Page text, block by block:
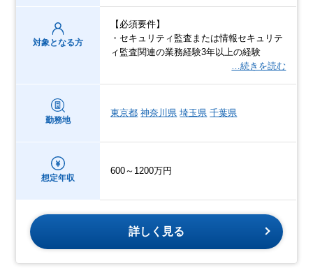
対象となる方
【必須要件】
・セキュリティ監査または情報セキュリテ
ィ監査関連の業務経験3年以上の経験
…続きを読む
勤務地
東京都 神奈川県 埼玉県 千葉県
想定年収
600～1200万円
詳しく見る